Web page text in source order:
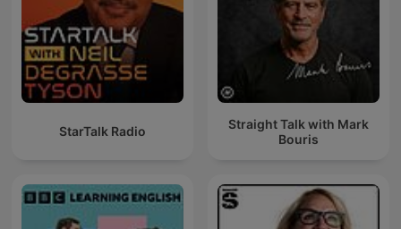
StarTalk Radio
Straight Talk with Mark
Bouris